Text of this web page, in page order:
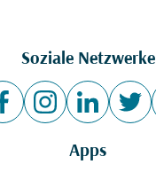
Soziale Netzwerke
Apps